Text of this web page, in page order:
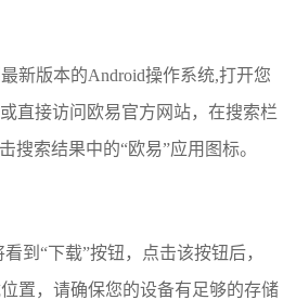
新版本的Android操作系统,打开您
直接访问欧易官方网站，在搜索栏
搜索结果中的“欧易”应用图标。
到“下载”按钮，点击该按钮后，
置，请确保您的设备有足够的存储